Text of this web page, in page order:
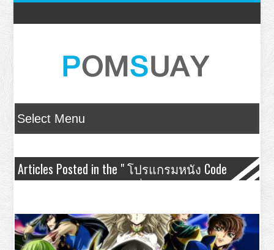
Articles Posted in the " โปรแกรมหนัง Code
Geass 2 – โค้ด กีอัส บทที่ 2 หนทางแห่งกบฏ "